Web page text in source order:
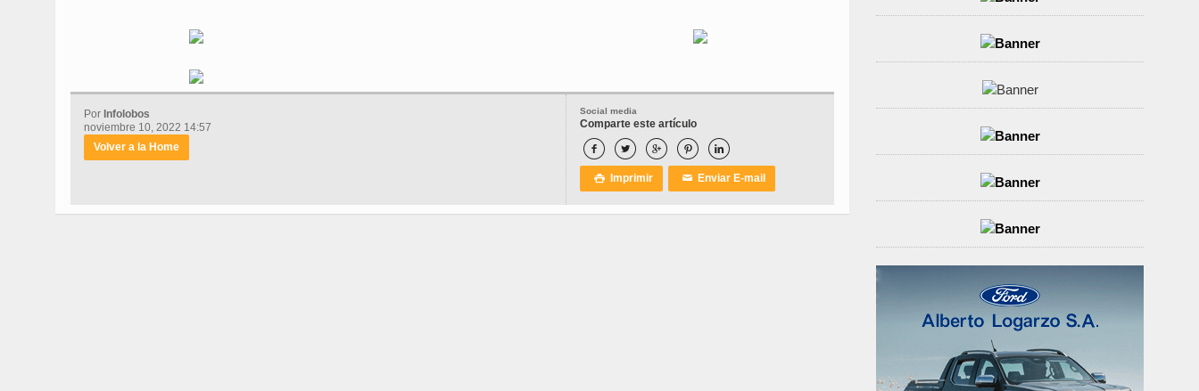
Social media
Comparte este artículo
    
 Imprimir ✉ Enviar E-mail
Por Infolobos
noviembre 10, 2022 14:57
Volver a la Home